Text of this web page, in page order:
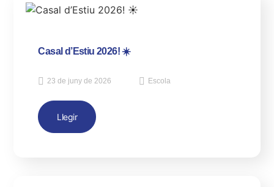
Casal d’Estiu 2026! ☀️
23 de juny de 2026 Escola
Llegir